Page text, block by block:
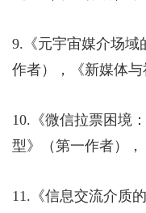
9. 《元宇宙媒介场
作者），《新媒体与
10. 《微信拉票困境
型》（第一作者），
11. 《信息交流介质